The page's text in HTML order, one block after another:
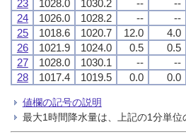
23
1028.0 1030.2 -- --
24
1026.0 1028.2 -- --
25
1018.6 1020.7 12.0 4.0
26
1021.9 1024.0 0.5 0.5
27
1028.0 1030.1 -- --
28
1017.4 1019.5 0.0 0.0
値欄の記号の説明
最大1時間降水量は、上記の1分単